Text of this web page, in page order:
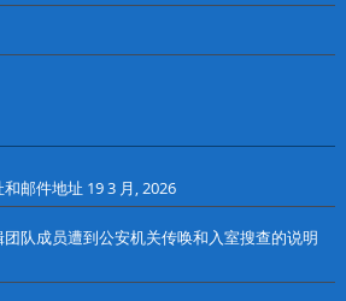
和邮件地址 19 3 月, 2026
队成员遭到公安机关传唤和入室搜查的说明